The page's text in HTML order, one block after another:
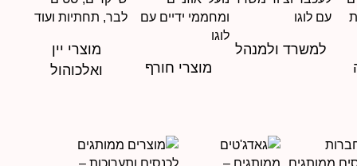
למשרד ולמנהל
מוצרי חורף
מוצרי יין
ואלכוהול